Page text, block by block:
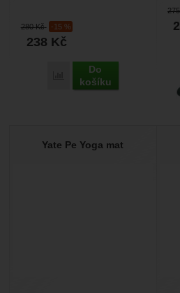
280Kč -15 %
238 Kč
Porovnat
Do
košíku
Yate Pe Yoga mat